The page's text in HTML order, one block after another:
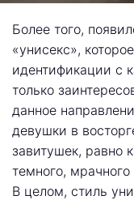
Более того,
«унисекс»,
идентификации с
только
данное
девушки в
завитушек, равно
темного,
В целом, стиль